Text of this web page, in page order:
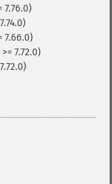
7.76.0)
7.66.0)
7.72.0)